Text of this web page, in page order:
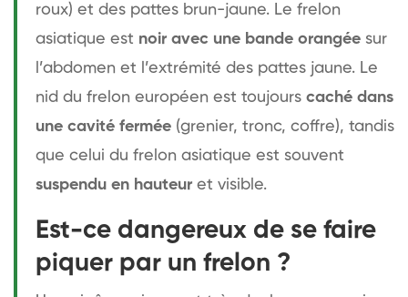
roux) et des pattes brun-jaune. Le frelon
asiatique est noir avec une bande orangée sur
l’abdomen et l’extrémité des pattes jaune. Le
nid du frelon européen est toujours caché dans
une cavité fermée (grenier, tronc, coffre), tandis
que celui du frelon asiatique est souvent
suspendu en hauteur et visible.
Est-ce dangereux de se faire
piquer par un frelon ?